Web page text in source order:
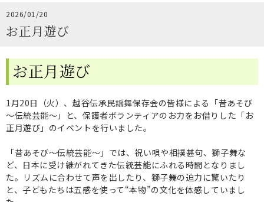
2026/01/20
お正月遊び
お正月遊び
1月20日（火）、越谷伝承民謡舞保存会の皆様による「昔あそび
～伝統芸能～」と、保護者ボランティアのお力をお借りした「お
正月遊び」のイベントを行いました。
「昔あそび～伝統芸能～」では、祝い唄や相撲甚句、獅子舞な
ど、日本に受け継がれてきた伝統芸能にふれる時間となりまし
た。リズムに合わせて声を出したり、獅子舞の迫力に驚いたり
と、子どもたちは五感を使って“本物”の文化を体感していまし